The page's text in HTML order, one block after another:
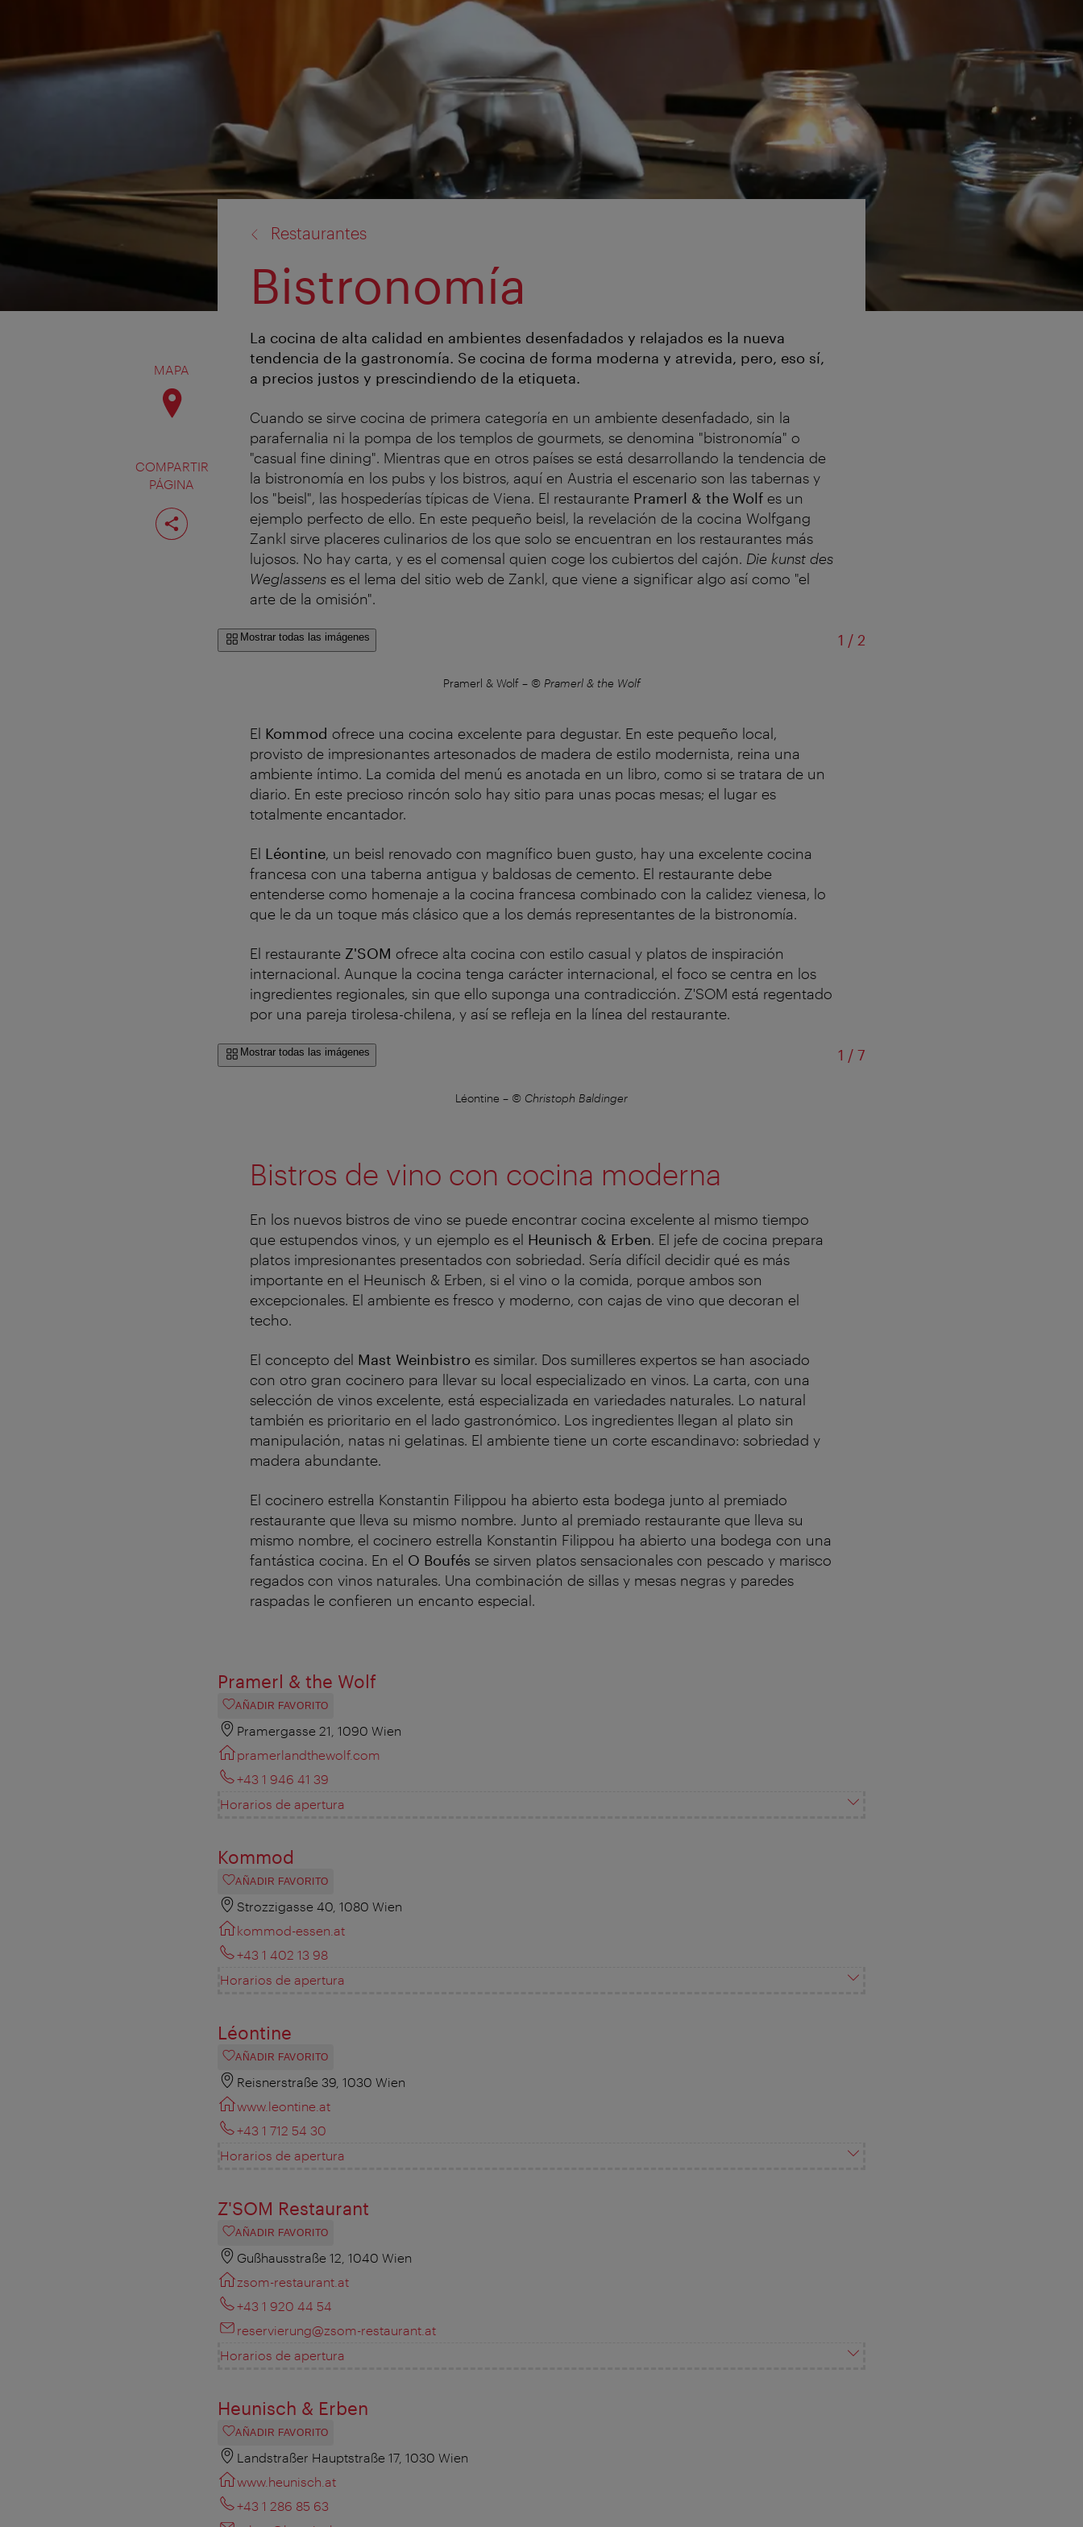
MAPA
COMPARTIR
PÁGINA
Compartir
página
Restaurantes
Bistronomía
La cocina de alta calidad en ambientes desenfadados y relajados es la nueva
tendencia de la gastronomía. Se cocina de forma moderna y atrevida, pero, eso sí,
a precios justos y prescindiendo de la etiqueta.
Cuando se sirve cocina de primera categoría en un ambiente desenfadado, sin la
parafernalia ni la pompa de los templos de gourmets, se denomina "bistronomía" o
"casual fine dining". Mientras que en otros países se está desarrollando la tendencia de
la bistronomía en los pubs y los bistros, aquí en Austria el escenario son las tabernas y
los "beisl", las hospederías típicas de Viena. El restaurante Pramerl & the Wolf es un
ejemplo perfecto de ello. En este pequeño beisl, la revelación de la cocina Wolfgang
Zankl sirve placeres culinarios de los que solo se encuentran en los restaurantes más
lujosos. No hay carta, y es el comensal quien coge los cubiertos del cajón. Die kunst des
Weglassens es el lema del sitio web de Zankl, que viene a significar algo así como "el
arte de la omisión".
Mostrar todas las imágenes 1 /de
2
Pramerl & Wolf– © Pramerl & the Wolf
El Kommod ofrece una cocina excelente para degustar. En este pequeño local,
provisto de impresionantes artesonados de madera de estilo modernista, reina una
ambiente íntimo. La comida del menú es anotada en un libro, como si se tratara de un
diario. En este precioso rincón solo hay sitio para unas pocas mesas; el lugar es
totalmente encantador.
El Léontine, un beisl renovado con magnífico buen gusto, hay una excelente cocina
francesa con una taberna antigua y baldosas de cemento. El restaurante debe
entenderse como homenaje a la cocina francesa combinado con la calidez vienesa, lo
que le da un toque más clásico que a los demás representantes de la bistronomía.
El restaurante Z'SOM ofrece alta cocina con estilo casual y platos de inspiración
internacional. Aunque la cocina tenga carácter internacional, el foco se centra en los
ingredientes regionales, sin que ello suponga una contradicción. Z'SOM está regentado
por una pareja tirolesa-chilena, y así se refleja en la línea del restaurante.
Mostrar todas las imágenes 1 /de
7
Léontine – © Christoph Baldinger
Bistros de vino con cocina moderna
En los nuevos bistros de vino se puede encontrar cocina excelente al mismo tiempo
que estupendos vinos, y un ejemplo es el Heunisch & Erben. El jefe de cocina prepara
platos impresionantes presentados con sobriedad. Sería difícil decidir qué es más
importante en el Heunisch & Erben, si el vino o la comida, porque ambos son
excepcionales. El ambiente es fresco y moderno, con cajas de vino que decoran el
techo.
El concepto del Mast Weinbistro es similar. Dos sumilleres expertos se han asociado
con otro gran cocinero para llevar su local especializado en vinos. La carta, con una
selección de vinos excelente, está especializada en variedades naturales. Lo natural
también es prioritario en el lado gastronómico. Los ingredientes llegan al plato sin
manipulación, natas ni gelatinas. El ambiente tiene un corte escandinavo: sobriedad y
madera abundante.
El cocinero estrella Konstantin Filippou ha abierto esta bodega junto al premiado
restaurante que lleva su mismo nombre. Junto al premiado restaurante que lleva su
mismo nombre, el cocinero estrella Konstantin Filippou ha abierto una bodega con una
fantástica cocina. En el O Boufés se sirven platos sensacionales con pescado y marisco
regados con vinos naturales. Una combinación de sillas y mesas negras y paredes
raspadas le confieren un encanto especial.
Pramerl & the Wolf
AÑADIR FAVORITO
Pramergasse 21, 1090 Wien
pramerlandthewolf.com
+43 1 946 41 39
Horarios de apertura
Kommod
AÑADIR FAVORITO
Strozzigasse 40, 1080 Wien
kommod-essen.at
+43 1 402 13 98
Horarios de apertura
Léontine
AÑADIR FAVORITO
Reisnerstraße 39, 1030 Wien
www.leontine.at
+43 1 712 54 30
Horarios de apertura
Z'SOM Restaurant
AÑADIR FAVORITO
Gußhausstraße 12, 1040 Wien
zsom-restaurant.at
+43 1 920 44 54
reservierung@zsom-restaurant.at
Horarios de apertura
Heunisch & Erben
AÑADIR FAVORITO
Landstraßer Hauptstraße 17, 1030 Wien
www.heunisch.at
+43 1 286 85 63